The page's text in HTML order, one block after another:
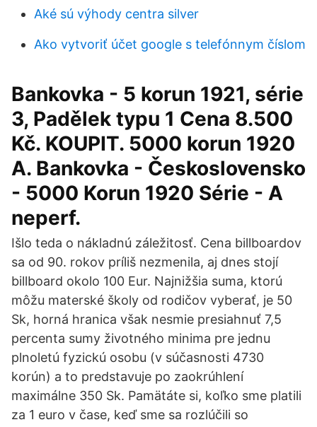
Aké sú výhody centra silver
Ako vytvoriť účet google s telefónnym číslom
Bankovka - 5 korun 1921, série
3, Padělek typu 1 Cena 8.500
Kč. KOUPIT. 5000 korun 1920
A. Bankovka - Československo
- 5000 Korun 1920 Série - A
neperf.
Išlo teda o nákladnú záležitosť. Cena billboardov
sa od 90. rokov príliš nezmenila, aj dnes stojí
billboard okolo 100 Eur. Najnižšia suma, ktorú
môžu materské školy od rodičov vyberať, je 50
Sk, horná hranica však nesmie presiahnuť 7,5
percenta sumy životného minima pre jednu
plnoletú fyzickú osobu (v súčasnosti 4730
korún) a to predstavuje po zaokrúhlení
maximálne 350 Sk. Pamätáte si, koľko sme platili
za 1 euro v čase, keď sme sa rozlúčili so